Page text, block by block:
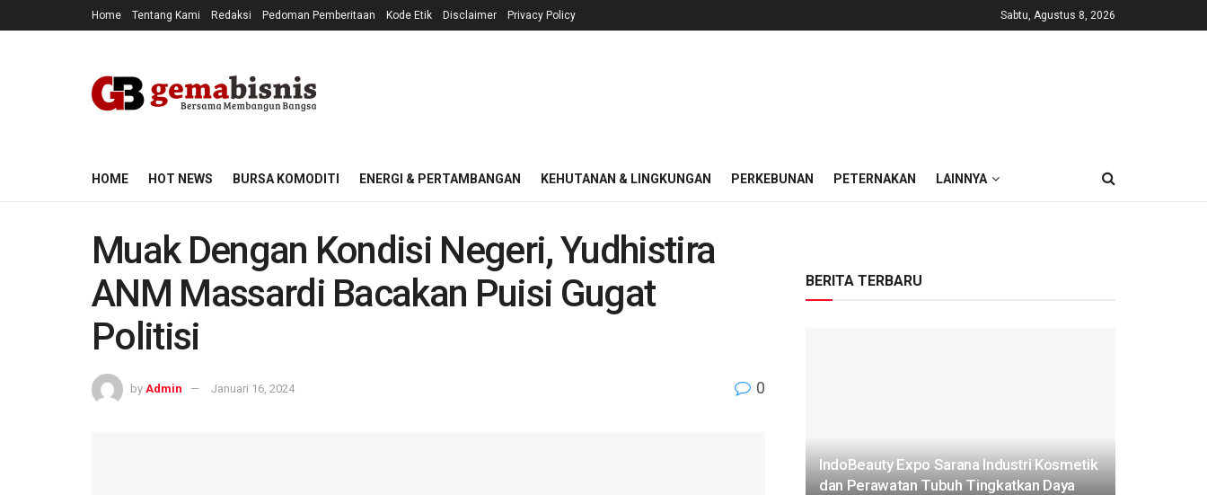
Home Tentang Kami Redaksi Pedoman Pemberitaan Kode Etik Disclaimer Privacy Policy Sabtu, Agustus 8, 2026
HOME HOT NEWS BURSA KOMODITI ENERGI & PERTAMBANGAN KEHUTANAN & LINGKUNGAN PERKEBUNAN PETERNAKAN LAINNYA
Muak Dengan Kondisi Negeri, Yudhistira
ANM Massardi Bacakan Puisi Gugat
Politisi
by Admin Januari 16, 2024 0
BERITA TERBARU
IndoBeauty Expo Sarana Industri Kosmetik
dan Perawatan Tubuh Tingkatkan Daya